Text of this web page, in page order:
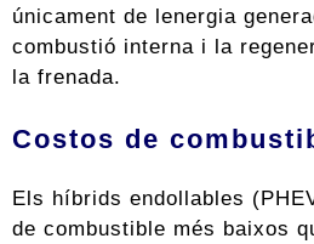
únicament de lenergia
combustió interna i la
la frenada.
Costos de
Els híbrids endollables
de combustible més baixos